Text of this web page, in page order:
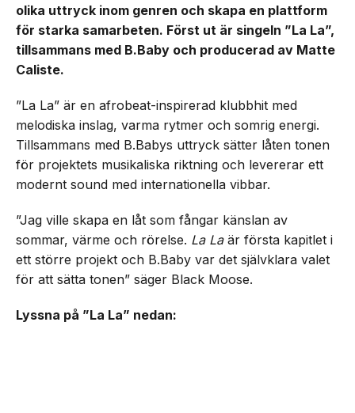
olika uttryck inom genren och skapa en plattform
för starka samarbeten. Först ut är singeln ”La La”,
tillsammans med B.Baby och producerad av Matte
Caliste.
”La La” är en afrobeat-inspirerad klubbhit med
melodiska inslag, varma rytmer och somrig energi.
Tillsammans med B.Babys uttryck sätter låten tonen
för projektets musikaliska riktning och levererar ett
modernt sound med internationella vibbar.
”Jag ville skapa en låt som fångar känslan av
sommar, värme och rörelse. La Laär första kapitlet i
ett större projekt och B.Baby var det självklara valet
för att sätta tonen” säger Black Moose.
Lyssna på ”La La” nedan: